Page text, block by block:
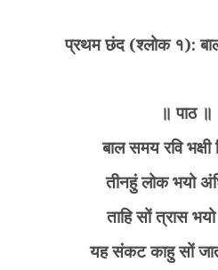
​प्रथम छंद (श्लोक १):
​॥ पाठ ॥
बाल समय रवि भक्षी
तीनहुं लोक भयो
ताहि सों त्रास
यह संकट काहु सों